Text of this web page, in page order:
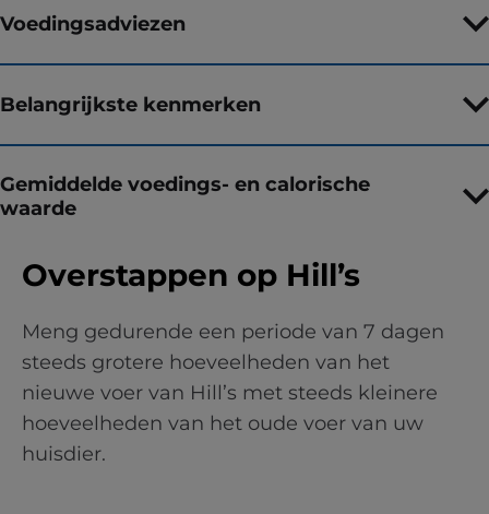
Voedingsadviezen
Belangrijkste kenmerken
Gemiddelde voedings- en calorische
waarde
Overstappen op Hill’s
Meng gedurende een periode van 7 dagen
steeds grotere hoeveelheden van het
nieuwe voer van Hill’s met steeds kleinere
hoeveelheden van het oude voer van uw
huisdier.